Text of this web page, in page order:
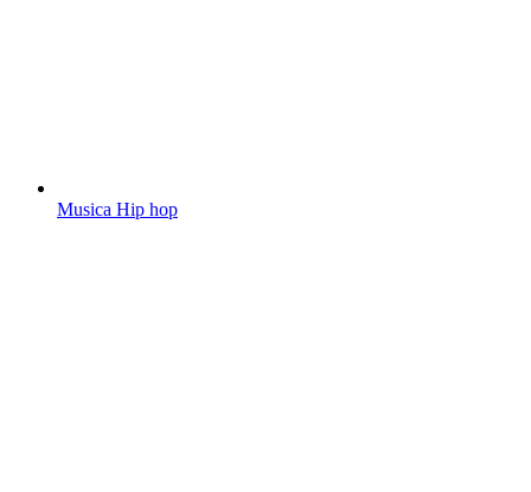
Musica Hip hop